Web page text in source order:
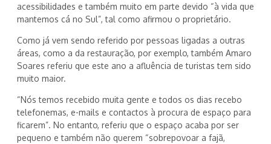
acessibilidades e também muito em parte devido “à vida que
mantemos cá no Sul”, tal como afirmou o proprietário.
Como já vem sendo referido por pessoas ligadas a outras
áreas, como a da restauração, por exemplo, também Amaro
Soares referiu que este ano a afluência de turistas tem sido
muito maior.
“Nós temos recebido muita gente e todos os dias recebo
telefonemas, e-mails e contactos à procura de espaço para
ficarem”. No entanto, referiu que o espaço acaba por ser
pequeno e também não querem “sobrepovoar a fajã,